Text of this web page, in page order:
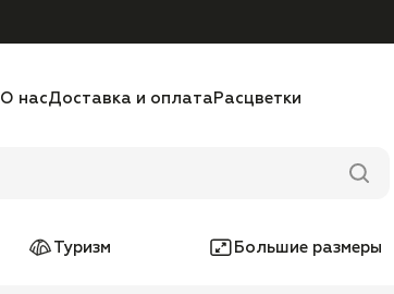
О насДоставка и оплата Расцветки
Туризм Большие размеры